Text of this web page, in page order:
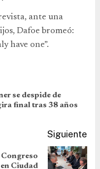
ante una
Dafoe bromeó:
have one”.
se despide de
final tras 38 años
Siguiente
Ciudad